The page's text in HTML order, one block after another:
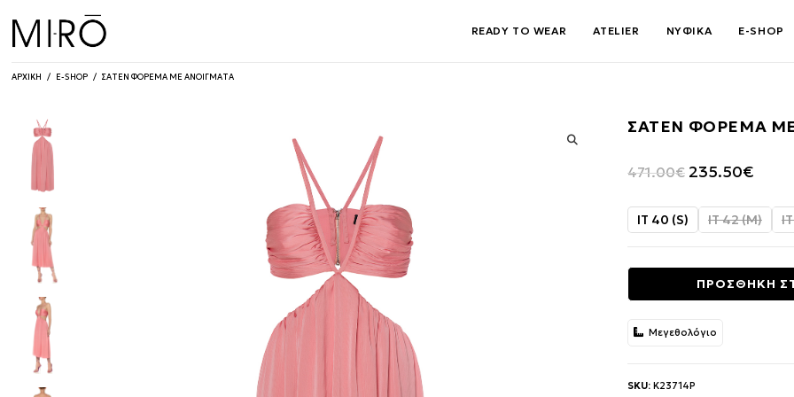
READY TO WEAR ATELIER ΝΥΦΙΚΑ E-SHOP
ΑΡΧΙΚΗ / E-SHOP / ΣΑΤΕΝ ΦΟΡΕΜΑ ΜΕ ΑΝΟΙΓΜΑΤΑ
ΣΑΤΕΝ ΦΟΡΕΜΑ
471.00€ Original
was:
235.50€Η
τιμή
IT 40 (S) IT 42 (M)
ΠΡΟΣΘΗΚΗ
Μεγεθολόγιο
SKU: K23714P